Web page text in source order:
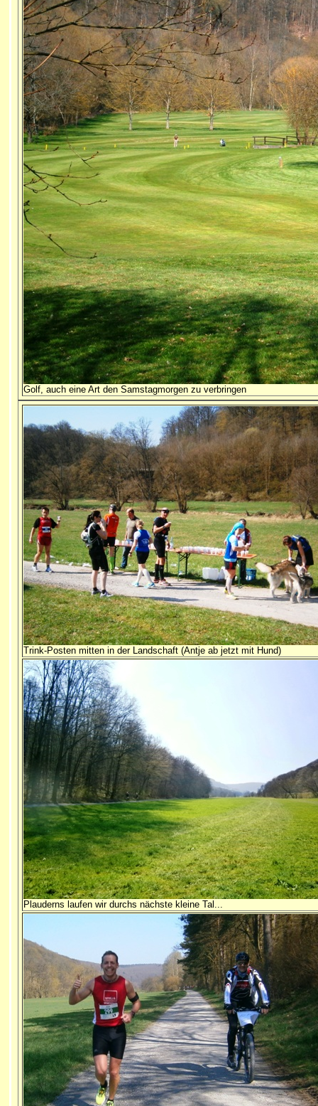
Golf, auch eine Art den Samstagmorgen zu verbringen
Trink-Posten mitten in der Landschaft (Antje ab jetzt mit Hund)
Plauderns laufen wir durchs nächste kleine Tal...